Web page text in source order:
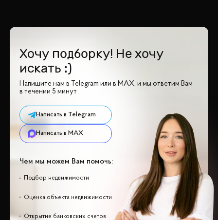
Хочу подборку! Не хочу
искать :)
Напишите нам в Telegram или в MAX, и мы ответим Вам
в течении 5 минут
Написать в Telegram
Написать в MAX
Чем мы можем Вам помочь:
Подбор недвижимости
Оценка объекта недвижимости
Открытие банковских счетов